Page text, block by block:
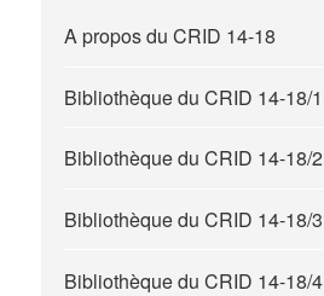
A propos du CRID 14-18
Bibliothèque du CRID 14-18/1
Bibliothèque du CRID 14-18/2
Bibliothèque du CRID 14-18/3
Bibliothèque du CRID 14-18/4